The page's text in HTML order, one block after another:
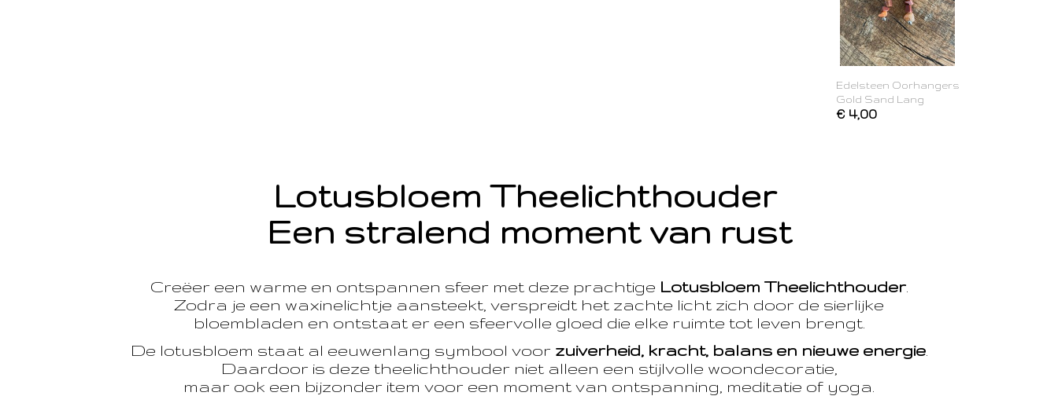
Edelsteen Oorhangers
Gold Sand Lang
€ 4,00
Lotusbloem Theelichthouder
Een stralend moment van rust
Creëer een warme en ontspannen sfeer met deze prachtige Lotusbloem Theelichthouder.
Zodra je een waxinelichtje aansteekt, verspreidt het zachte licht zich door de sierlijke
bloembladen en ontstaat er een sfeervolle gloed die elke ruimte tot leven brengt.
De lotusbloem staat al eeuwenlang symbool voor zuiverheid, kracht, balans en nieuwe energie.
Daardoor is deze theelichthouder niet alleen een stijlvolle woondecoratie,
maar ook een bijzonder item voor een moment van ontspanning, meditatie of yoga.